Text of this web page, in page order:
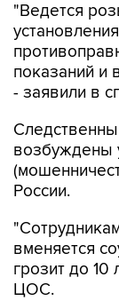
"Ведется
показаний и
- заявили в
возбуждены
России.
вменяется
грозит до
ЦОС.